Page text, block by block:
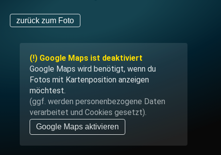
zurück zum Foto
(!) Google Maps ist deaktiviert
Google Maps wird benötigt, wenn du
Fotos mit Kartenposition anzeigen
möchtest.
(ggf. werden personen­bezogene Daten
verarbeitet und Cookies gesetzt).
Google Maps aktivieren